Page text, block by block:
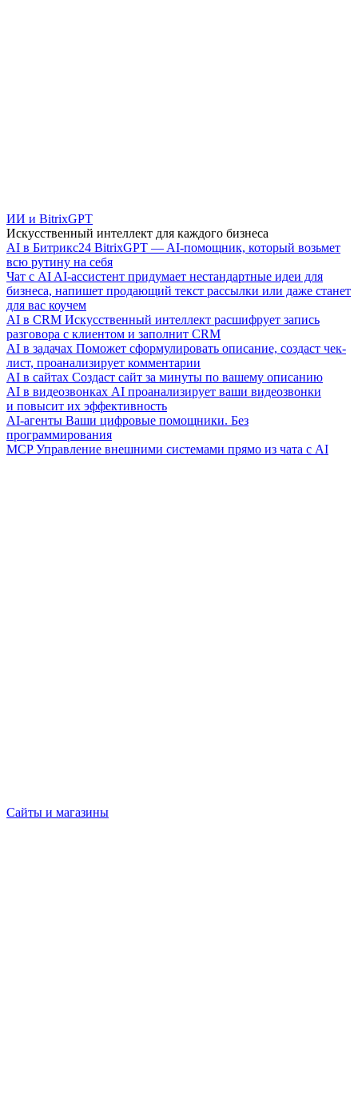
ИИ и BitrixGPT
Искусственный интеллект для каждого бизнеса
AI в Битрикс24 BitrixGPT — AI-помощник, который возьмет
всю рутину на себя
Чат с AI AI-ассистент придумает нестандартные идеи для
бизнеса, напишет продающий текст рассылки или даже станет
для вас коучем
AI в CRM Искусственный интеллект расшифрует запись
разговора с клиентом и заполнит CRM
AI в задачах Поможет сформулировать описание, создаст чек-
лист, проанализирует комментарии
AI в сайтах Создаст сайт за минуты по вашему описанию
AI в видеозвонках AI проанализирует ваши видеозвонки
и повысит их эффективность
AI-агенты Ваши цифровые помощники. Без
программирования
MCP Управление внешними системами прямо из чата с AI
Сайты и магазины